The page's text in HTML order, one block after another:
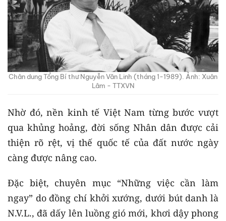
Chân dung Tổng Bí thư Nguyễn Văn Linh (tháng 1-1989). Ảnh: Xuân
Lâm - TTXVN
Nhờ đó, nền kinh tế Việt Nam từng bước vượt
qua khủng hoảng, đời sống Nhân dân được cải
thiện rõ rệt, vị thế quốc tế của đất nước ngày
càng được nâng cao.
Đặc biệt, chuyên mục “Những việc cần làm
ngay” do đồng chí khởi xướng, dưới bút danh là
N.V.L., đã dấy lên luồng gió mới, khơi dậy phong